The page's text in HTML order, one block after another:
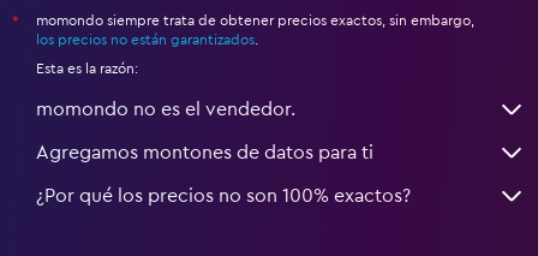
*
momondo siempre trata de obtener precios exactos, sin embargo,
los precios no están garantizados
Esta es la razón:
momondo no es el vendedor.
Agregamos montones de datos para ti
¿Por qué los precios no son 100% exactos?